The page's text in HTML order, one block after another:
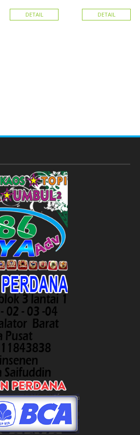
KARTU NAMA
DETAIL DETAIL